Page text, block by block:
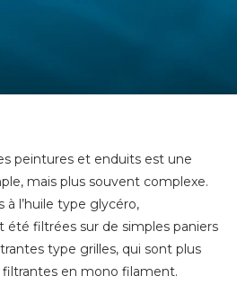
peintures et enduits est une
mais plus souvent complexe.
l’huile type glycéro,
été filtrées sur de simples paniers
type grilles, qui sont plus
en mono filament.